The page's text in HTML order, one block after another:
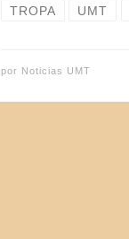
TROPA UMT
por Noticias UMT